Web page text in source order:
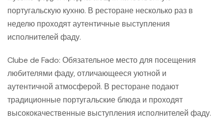
португальскую кухню. В ресторане несколько раз в
неделю проходят аутентичные выступления
исполнителей фаду.
Clube de Fado: Обязательное место для посещения
любителями фаду, отличающееся уютной и
аутентичной атмосферой. В ресторане подают
традиционные португальские блюда и проходят
высококачественные выступления исполнителей фаду.